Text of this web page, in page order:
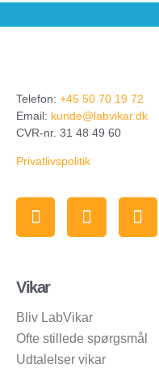
Telefon: +45 50 70 19 72
Email: kunde@labvikar.dk
CVR-nr. 31 48 49 60
Privatlivspolitik
Vikar
Bliv LabVikar
Ofte stillede spørgsmål
Udtalelser vikar